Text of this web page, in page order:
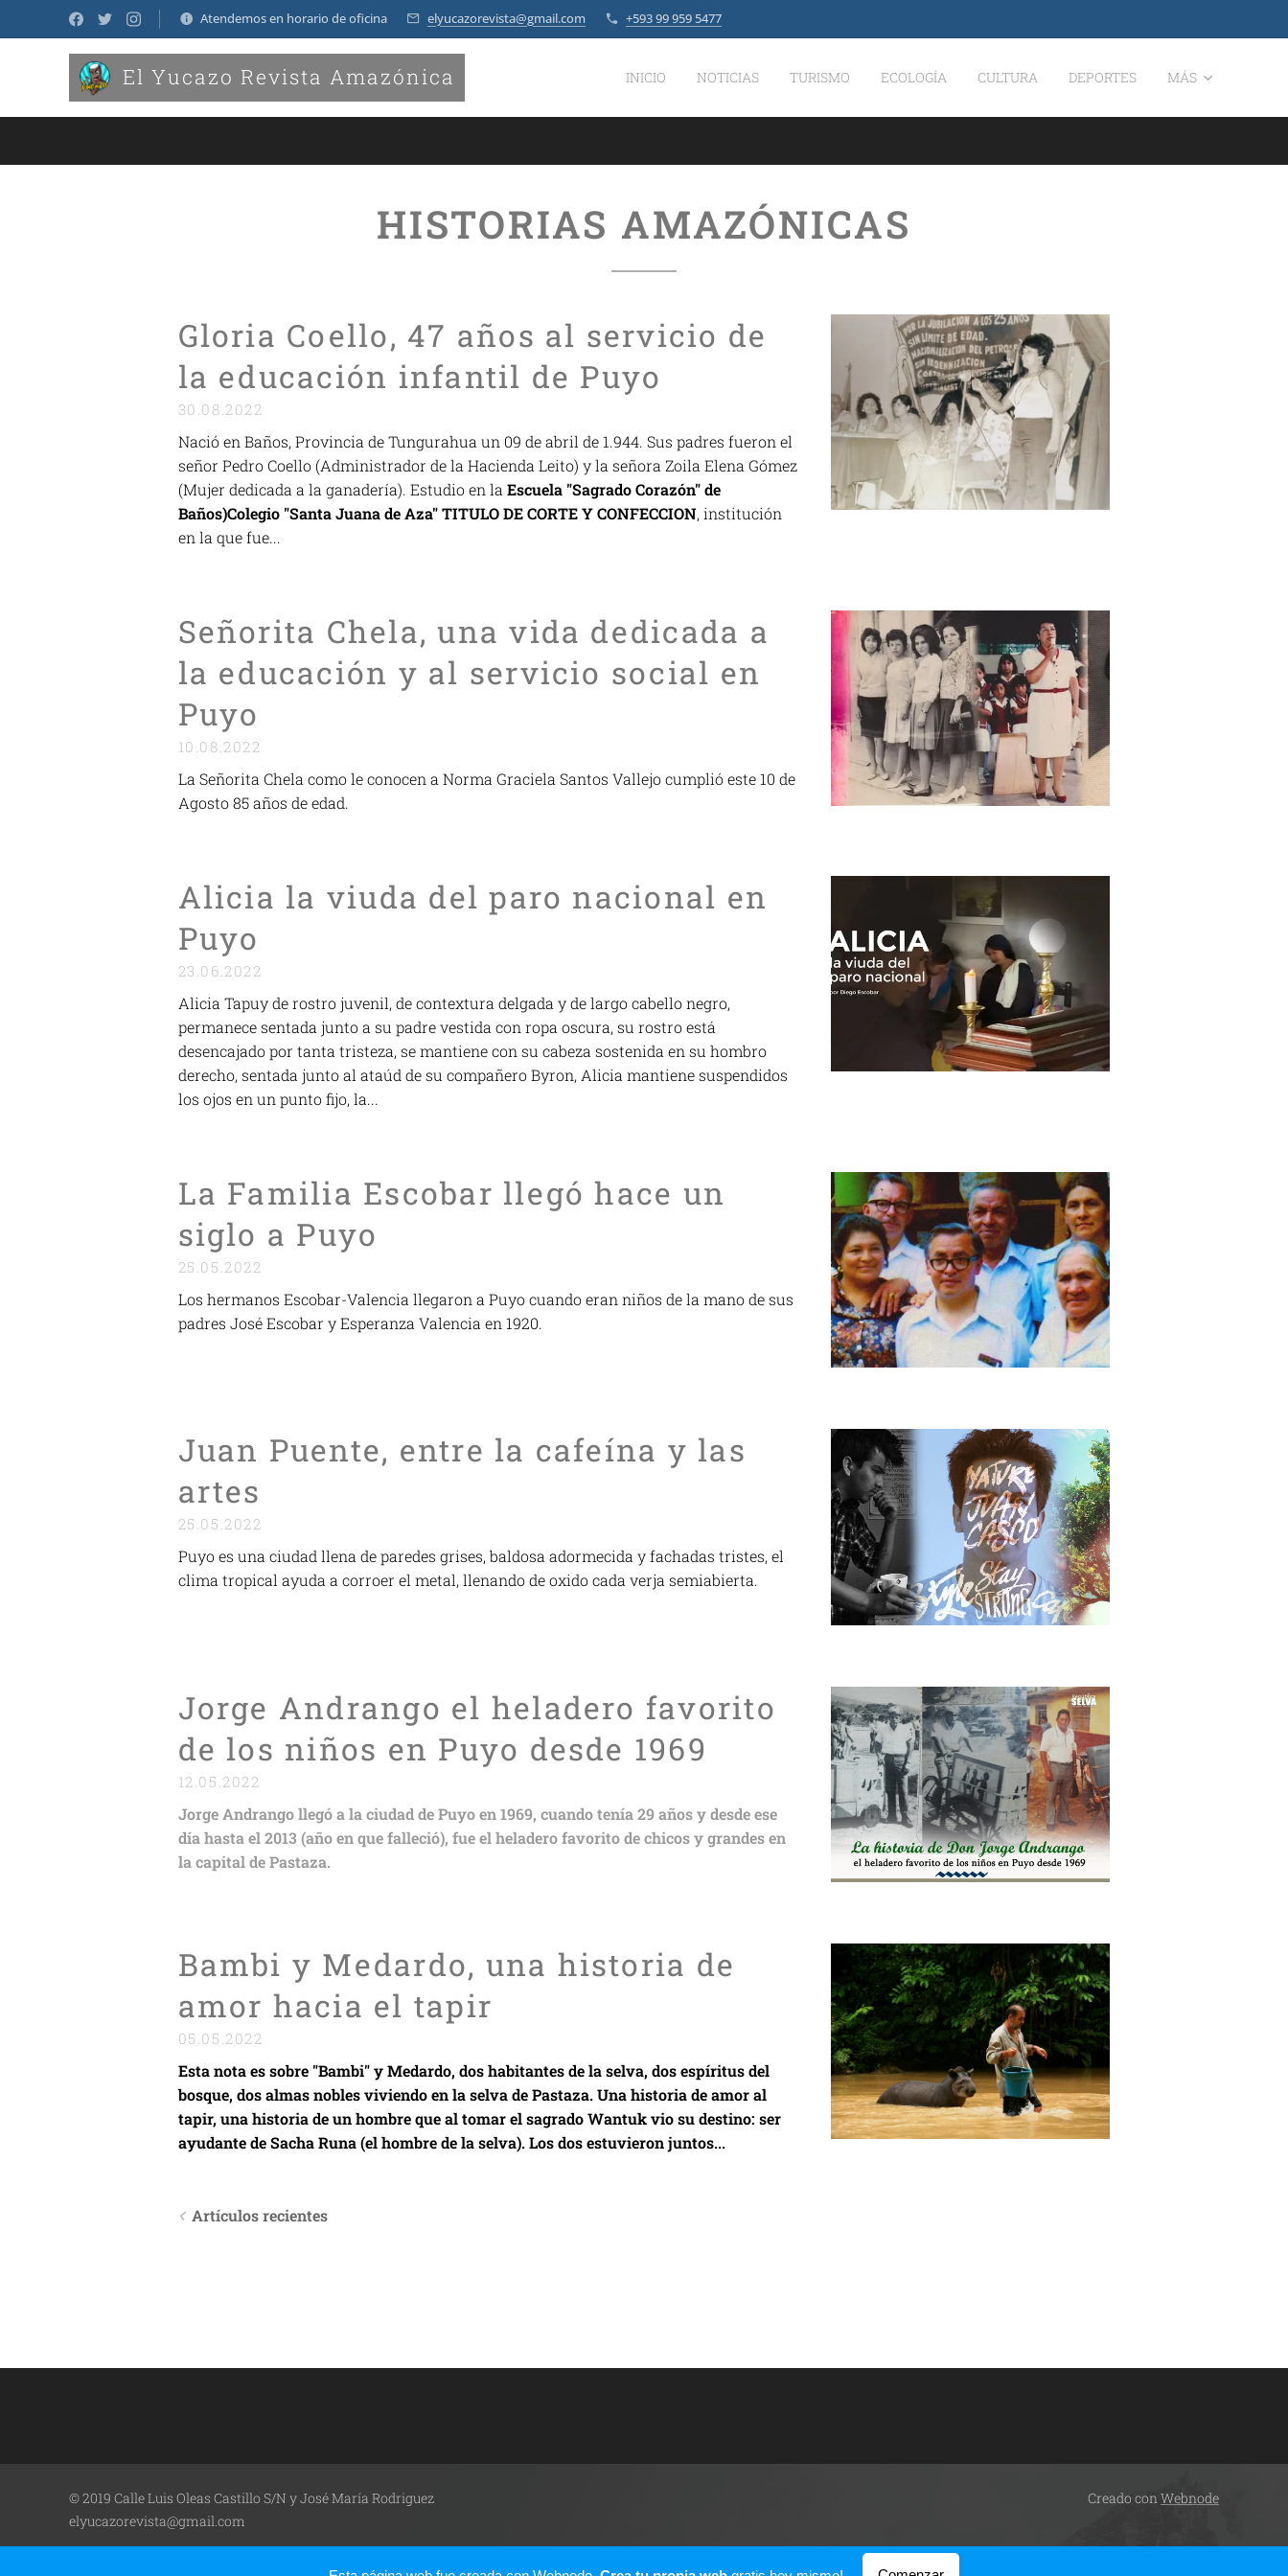
Atendemos en horario de oficina elyucazorevista@gmail.com +593 99 959 5477
El Yucazo Revista Amazónica INICIO NOTICIAS TURISMO ECOLOGÍA CULTURA DEPORTES MÁS
HISTORIAS AMAZÓNICAS
Gloria Coello, 47 años al servicio de
la educación infantil de Puyo
30.08.2022
Nació en Baños, Provincia de Tungurahua un 09 de abril de 1.944. Sus padres fueron el
señor Pedro Coello (Administrador de la Hacienda Leito) y la señora Zoila Elena Gómez
(Mujer dedicada a la ganadería). Estudio en la Escuela "Sagrado Corazón" de
Baños)Colegio "Santa Juana de Aza" TITULO DE CORTE Y CONFECCION, institución
en la que fue...
Señorita Chela, una vida dedicada a
la educación y al servicio social en
Puyo
10.08.2022
La Señorita Chela como le conocen a Norma Graciela Santos Vallejo cumplió este 10 de
Agosto 85 años de edad.
Alicia la viuda del paro nacional en
Puyo
23.06.2022
Alicia Tapuy de rostro juvenil, de contextura delgada y de largo cabello negro,
permanece sentada junto a su padre vestida con ropa oscura, su rostro está
desencajado por tanta tristeza, se mantiene con su cabeza sostenida en su hombro
derecho, sentada junto al ataúd de su compañero Byron, Alicia mantiene suspendidos
los ojos en un punto fijo, la...
La Familia Escobar llegó hace un
siglo a Puyo
25.05.2022
Los hermanos Escobar-Valencia llegaron a Puyo cuando eran niños de la mano de sus
padres José Escobar y Esperanza Valencia en 1920.
Juan Puente, entre la cafeína y las
artes
25.05.2022
Puyo es una ciudad llena de paredes grises, baldosa adormecida y fachadas tristes, el
clima tropical ayuda a corroer el metal, llenando de oxido cada verja semiabierta.
Jorge Andrango el heladero favorito
de los niños en Puyo desde 1969
12.05.2022
Jorge Andrango llegó a la ciudad de Puyo en 1969, cuando tenía 29 años y desde ese
día hasta el 2013 (año en que falleció), fue el heladero favorito de chicos y grandes en
la capital de Pastaza.
Bambi y Medardo, una historia de
amor hacia el tapir
05.05.2022
Esta nota es sobre "Bambi" y Medardo, dos habitantes de la selva, dos espíritus del
bosque, dos almas nobles viviendo en la selva de Pastaza. Una historia de amor al
tapir, una historia de un hombre que al tomar el sagrado Wantuk vio su destino: ser
ayudante de Sacha Runa (el hombre de la selva). Los dos estuvieron juntos...
Artículos recientes
© 2019 Calle Luis Oleas Castillo S/N y José María Rodriguez
elyucazorevista@gmail.com
Creado conWebnode